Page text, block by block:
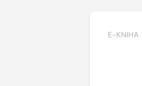
E-KNIHA